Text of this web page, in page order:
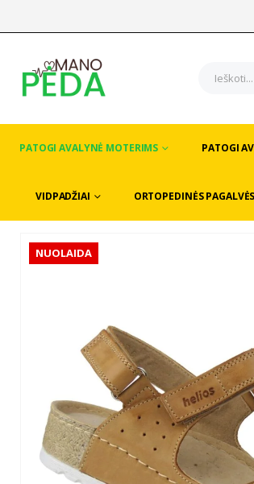
PATOGI AVALYNĖ MOTERIMS PATOGI
VIDPADŽIAI ORTOPEDINĖS PAGALVĖS
NUOLAIDA